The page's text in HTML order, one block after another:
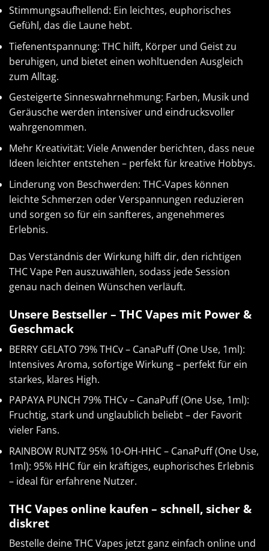
Stimmungsaufhellend: Ein leichtes, euphorisches
Gefühl, das die Laune hebt.
Tiefenentspannung: THC hilft, Körper und Geist zu
beruhigen, und bietet einen wohltuenden Ausgleich
zum Alltag.
Gesteigerte Sinneswahrnehmung: Farben, Musik und
Geräusche werden intensiver und eindrucksvoller
wahrgenommen.
Mehr Kreativität: Viele Anwender berichten, dass neue
Ideen leichter entstehen – perfekt für kreative Hobbys.
Linderung von Beschwerden: THC-Vapes können
leichte Schmerzen oder Verspannungen reduzieren
und sorgen so für ein sanfteres, angenehmeres
Erlebnis.
Das Verständnis der Wirkung hilft dir, den richtigen
THC Vape Pen auszuwählen, sodass jede Session
genau nach deinen Wünschen verläuft.
Unsere Bestseller – THC Vapes mit Power &
Geschmack
BERRY GELATO 79% THCv – CanaPuff (One Use, 1ml):
Intensives Aroma, sofortige Wirkung – perfekt für ein
starkes, klares High.
PAPAYA PUNCH 79% THCv – CanaPuff (One Use, 1ml):
Fruchtig, stark und unglaublich beliebt – der Favorit
vieler Fans.
RAINBOW RUNTZ 95% 10-OH-HHC – CanaPuff (One Use,
1ml): 95% HHC für ein kräftiges, euphorisches Erlebnis
– ideal für erfahrene Nutzer.
THC Vapes online kaufen – schnell, sicher &
diskret
Bestelle deine THC Vapes jetzt ganz einfach online und